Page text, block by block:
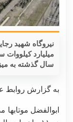
میلیارد
سال گذشته به میزان ۳.۸۲ درصد رشد تولید
به گزارش روابط
ابوالفضل